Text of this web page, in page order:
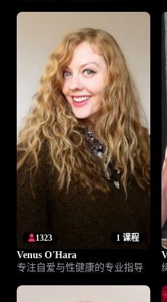
1 课程
1323
Venus O'Hara
专注自爱与性健康的专业指导